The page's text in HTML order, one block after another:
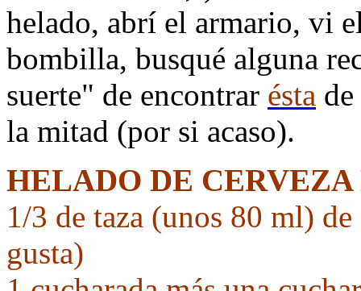
helado, abrí el armario, vi
bombilla, busqué alguna
suerte" de encontrar ésta
la mitad (por si acaso).
HELADO DE
1/3 de taza (unos 80 ml)
gusta)